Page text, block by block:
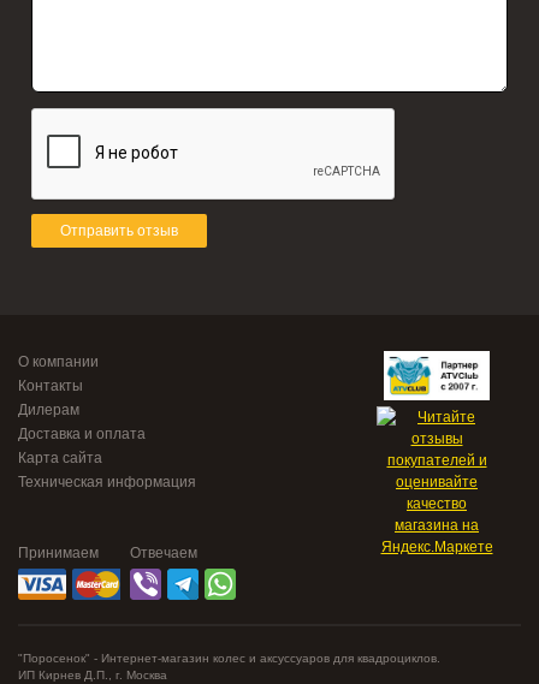
Отправить отзыв
О компании
Контакты
Дилерам
Доставка и оплата
Карта сайта
Техническая информация
Принимаем Отвечаем
"Поросенок" - Интернет-магазин колес и аксуссуаров для квадроциклов.
ИП Кирнев Д.П., г. Москва